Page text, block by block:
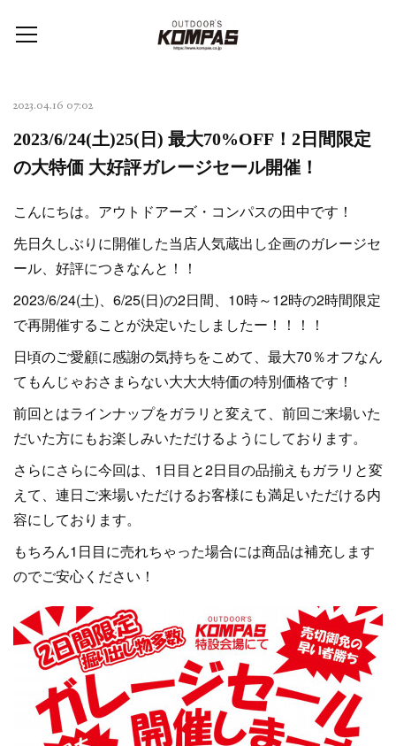
2023.04.16 07:02
2023/6/24(土)25(日) 最大70%OFF！2日間限定
の大特価 大好評ガレージセール開催！
こんにちは。アウトドアーズ・コンパスの田中です！
先日久しぶりに開催した当店人気蔵出し企画のガレージセ
ール、好評につきなんと！！
2023/6/24(土)、6/25(日)の2日間、10時～12時の2時間限定
で再開催することが決定いたしましたー！！！！
日頃のご愛顧に感謝の気持ちをこめて、最大70％オフなん
てもんじゃおさまらない大大大特価の特別価格です！
前回とはラインナップをガラリと変えて、前回ご来場いた
だいた方にもお楽しみいただけるようにしております。
さらにさらに今回は、1日目と2日目の品揃えもガラリと変
えて、連日ご来場いただけるお客様にも満足いただける内
容にしております。
もちろん1日目に売れちゃった場合には商品は補充します
のでご安心ください！